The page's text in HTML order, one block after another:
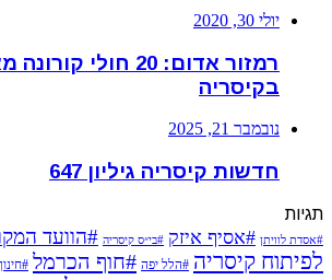
יולי 30, 2020
רמזור אדום: 20 חולי
בקיסריה
נובמבר 21, 2025
חדשות קיסריה גיליון 647
תגיות
#אסדת לוויתן #אסיף איזק #בי״ס קיסריה #הוועד
לפיתוח קיסריה #הלל יפה #חוף הכרמל